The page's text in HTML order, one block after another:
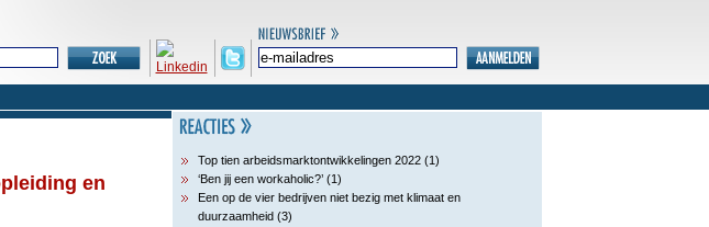
en
Top tien arbeidsmarktontwikkelingen 2022 (1)
‘Ben jij een workaholic?’ (1)
Een op de vier bedrijven niet bezig met klimaat en
duurzaamheid (3)